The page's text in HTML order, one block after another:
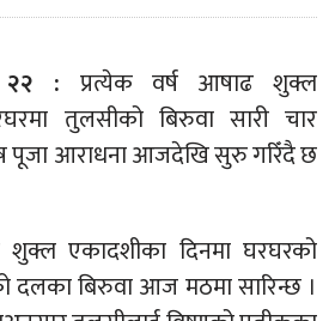
२२ : प्रत्येक वर्ष आषाढ शुक्ल
तुलसीको बिरुवा सारी चार
पूजा आराधना आजदेखि सुरु गरिँदै छ
शुक्ल एकादशीका दिनमा घरघरको
दलका बिरुवा आज मठमा सारिन्छ ।